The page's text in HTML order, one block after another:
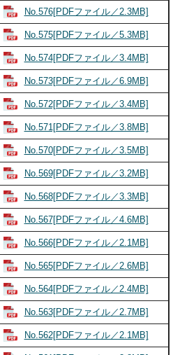
No.576[PDFファイル／2.3MB]
No.575[PDFファイル／5.3MB]
No.574[PDFファイル／3.4MB]
No.573[PDFファイル／6.9MB]
No.572[PDFファイル／3.4MB]
No.571[PDFファイル／3.8MB]
No.570[PDFファイル／3.5MB]
No.569[PDFファイル／3.2MB]
No.568[PDFファイル／3.3MB]
No.567[PDFファイル／4.6MB]
No.566[PDFファイル／2.1MB]
No.565[PDFファイル／2.6MB]
No.564[PDFファイル／2.4MB]
No.563[PDFファイル／2.7MB]
No.562[PDFファイル／2.1MB]